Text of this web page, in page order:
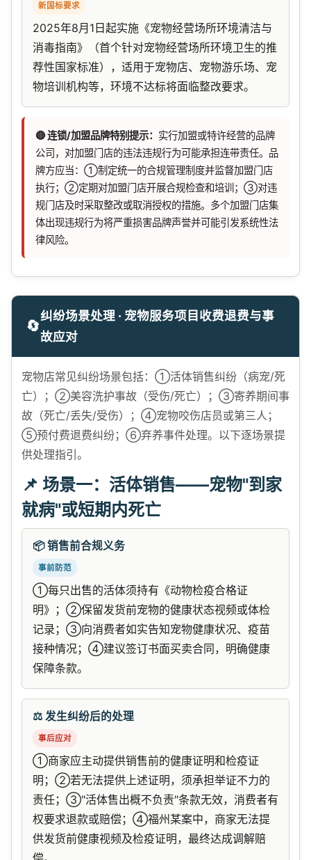
新国标要求
2025年8月1日起实施《宠物经营场所环境清洁与
消毒指南》（首个针对宠物经营场所环境卫生的推
荐性国家标准），适用于宠物店、宠物游乐场、宠
物培训机构等，环境不达标将面临整改要求。
🔴 连锁/加盟品牌特别提示： 实行加盟或特许经营的品牌
公司，对加盟门店的违法违规行为可能承担连带责任。品
牌方应当：①制定统一的合规管理制度并监督加盟门店
执行；②定期对加盟门店开展合规检查和培训；③对违
规门店及时采取整改或取消授权的措施。多个加盟门店集
体出现违规行为将严重损害品牌声誉并可能引发系统性法
律风险。
🔄
纠纷场景处理 · 宠物服务项目收费退费与事
故应对
宠物店常见纠纷场景包括：①活体销售纠纷（病宠/死
亡）；②美容洗护事故（受伤/死亡）；③寄养期间事
故（死亡/丢失/受伤）；④宠物咬伤店员或第三人；
⑤预付费退费纠纷；⑥弃养事件处理。以下逐场景提
供处理指引。
📌 场景一：活体销售——宠物"到家
就病"或短期内死亡
📦 销售前合规义务
事前防范
①每只出售的活体须持有《动物检疫合格证
明》；②保留发货前宠物的健康状态视频或体检
记录；③向消费者如实告知宠物健康状况、疫苗
接种情况；④建议签订书面买卖合同，明确健康
保障条款。
⚖️ 发生纠纷后的处理
事后应对
①商家应主动提供销售前的健康证明和检疫证
明；②若无法提供上述证明，须承担举证不力的
责任；③"活体售出概不负责"条款无效，消费者有
权要求退款或赔偿；④福州某案中，商家无法提
供发货前健康视频及检疫证明，最终达成调解赔